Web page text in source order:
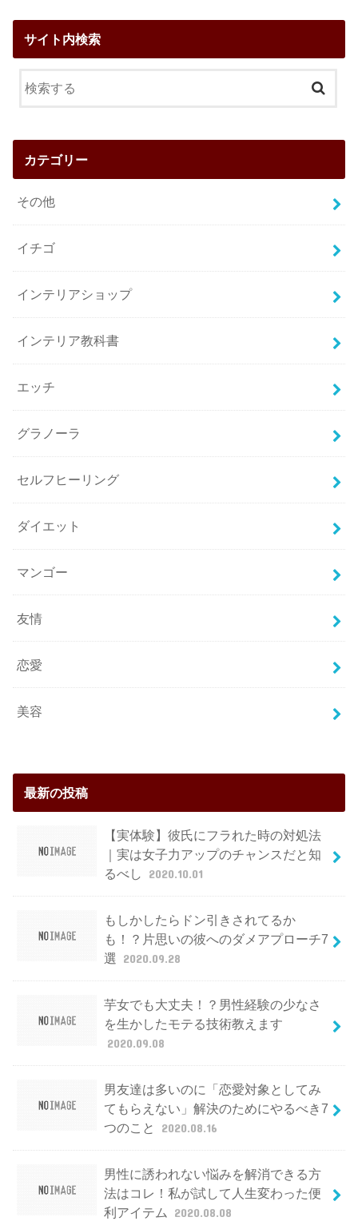
サイト内検索
カテゴリー
その他
イチゴ
インテリアショップ
インテリア教科書
エッチ
グラノーラ
セルフヒーリング
ダイエット
マンゴー
友情
恋愛
美容
最新の投稿
【実体験】彼氏にフラれた時の対処法
｜実は女子力アップのチャンスだと知
るべし
2020.10.01
もしかしたらドン引きされてるか
も！？片思いの彼へのダメアプローチ7
選 2020.09.28
芋女でも大丈夫！？男性経験の少なさ
を生かしたモテる技術教えます
2020.09.08
男友達は多いのに「恋愛対象としてみ
てもらえない」解決のためにやるべき7
つのこと
2020.08.16
男性に誘われない悩みを解消できる方
法はコレ！私が試して人生変わった便
利アイテム
2020.08.08